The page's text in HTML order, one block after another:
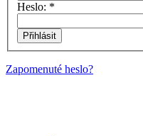
Heslo: *
Zapomenuté heslo?